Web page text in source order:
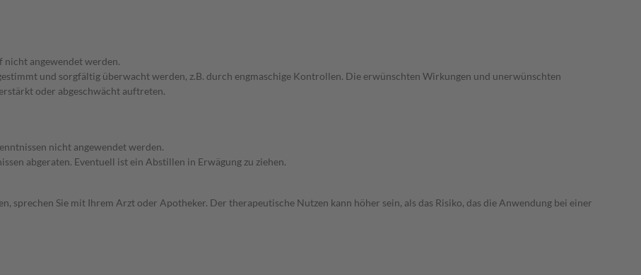
angewendet werden.
und sorgfältig überwacht werden, z.B. durch engmaschige Kontrollen. Die erwünschten Wirkungen und unerwünschten
oder abgeschwächt auftreten.
nicht angewendet werden.
abgeraten. Eventuell ist ein Abstillen in Erwägung zu ziehen.
sprechen Sie mit Ihrem Arzt oder Apotheker. Der therapeutische Nutzen kann höher sein, als das Risiko, das die Anwendung bei einer